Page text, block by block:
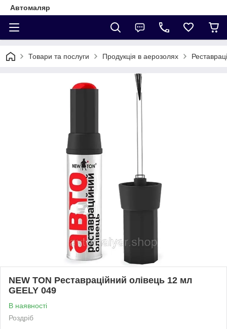
Автомаляр
Товари та послуги Продукція в аерозолях
NEW TON Реставраційний олівець 12 мл
GEELY 049
В наявності
Роздріб